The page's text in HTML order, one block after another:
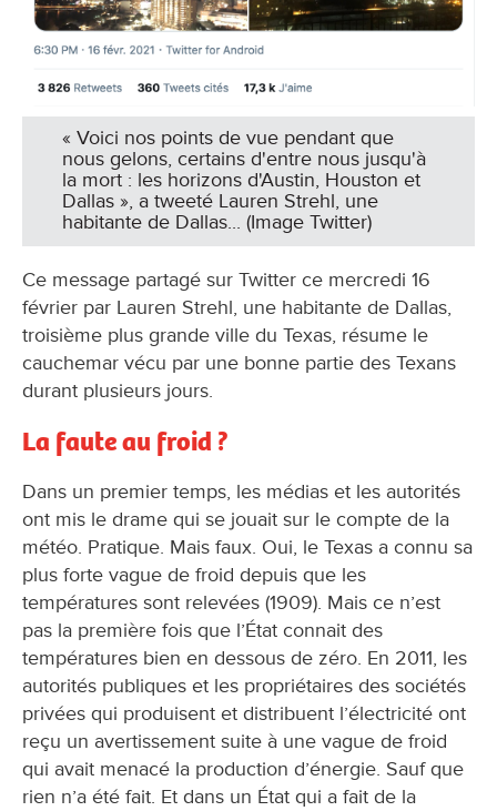
« Voici nos points de vue pendant que
nous gelons, certains d'entre nous jusqu'à
la mort : les horizons d'Austin, Houston et
Dallas », a tweeté Lauren Strehl, une
habitante de Dallas... (Image Twitter)
Ce message partagé sur Twitter ce mercredi 16
février par Lauren Strehl, une habitante de Dallas,
troisième plus grande ville du Texas, résume le
cauchemar vécu par une bonne partie des Texans
durant plusieurs jours.
La faute au froid ?
Dans un premier temps, les médias et les autorités
ont mis le drame qui se jouait sur le compte de la
météo. Pratique. Mais faux. Oui, le Texas a connu sa
plus forte vague de froid depuis que les
températures sont relevées (1909). Mais ce n’est
pas la première fois que l’État connait des
températures bien en dessous de zéro. En 2011, les
autorités publiques et les propriétaires des sociétés
privées qui produisent et distribuent l’électricité ont
reçu un avertissement suite à une vague de froid
qui avait menacé la production d’énergie. Sauf que
rien n’a été fait. Et dans un État qui a fait de la